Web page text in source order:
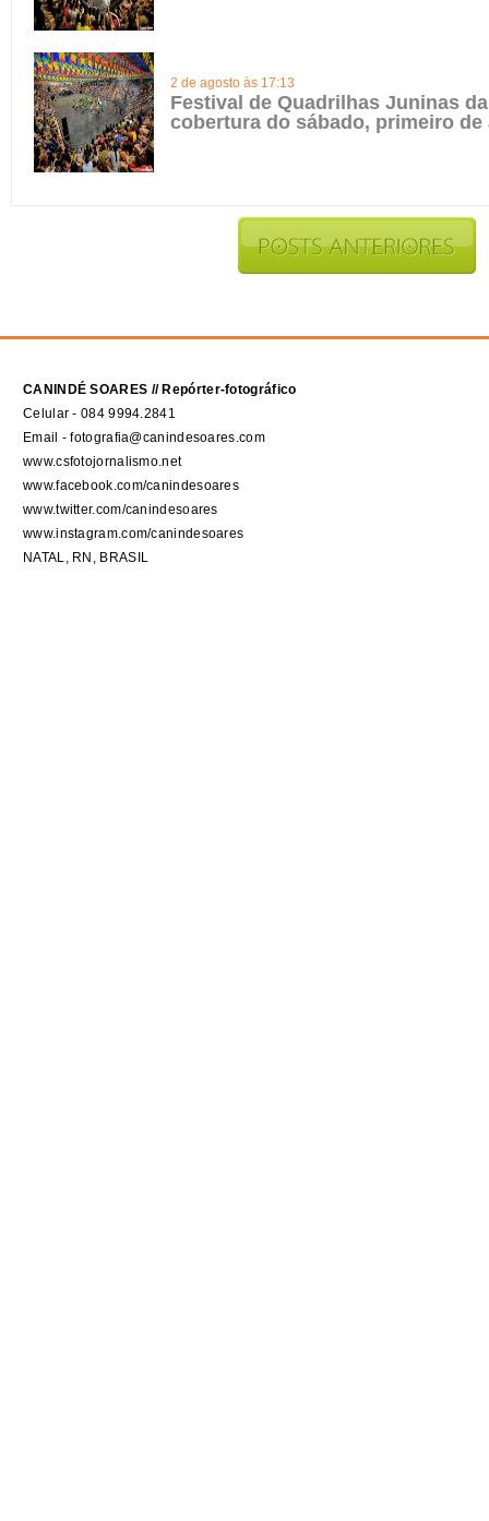
2 de agosto às 17:13
Festival de Quadrilhas Juninas
cobertura do sábado, primeiro de
CANINDÉ SOARES // Repórter-fotográfico
Celular - 084 9994.2841
Email - fotografia@canindesoares.com
www.csfotojornalismo.net
www.facebook.com/canindesoares
www.twitter.com/canindesoares
www.instagram.com/canindesoares
NATAL, RN, BRASIL